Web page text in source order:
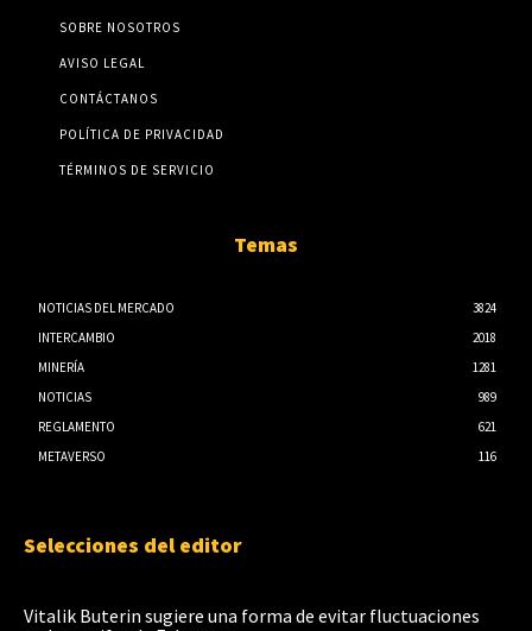
SOBRE NOSOTROS
AVISO LEGAL
CONTÁCTANOS
POLÍTICA DE PRIVACIDAD
TÉRMINOS DE SERVICIO
Temas
NOTICIAS DEL MERCADO
3824
INTERCAMBIO
2018
MINERÍA
1281
NOTICIAS
989
REGLAMENTO
621
METAVERSO
116
Selecciones del editor
Vitalik Buterin sugiere una forma de evitar fluctuaciones